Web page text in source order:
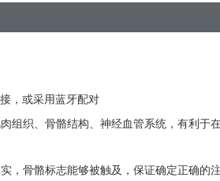
，或采用蓝牙配对
组织、骨骼结构、神经血管系统，有利于
，骨骼标志能够被触及，保证确定正确的